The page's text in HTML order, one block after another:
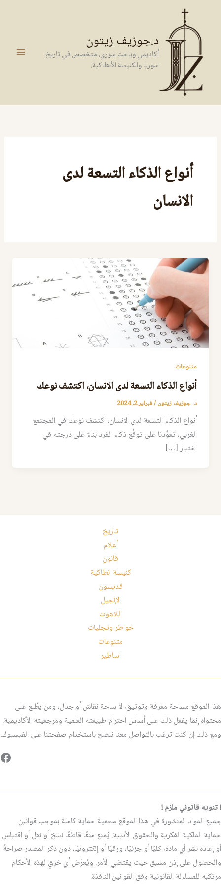
المحتوى
د.جوزيف زيتون
أكاديمي وباحث سوري، متخصص في تاريخ
سوريا والكنيسة الأنطاكية.
أنواع الذكاء التسعة لدى
الانسان
متنوعات
أنواع الذكاء التسعة لدى الانسان، اكتشف نوعك
د. جوزيف زيتون/فبراير 2, 2024
أنواع الذكاء التسعة لدى الانسان، اكتشف نوعك في المجتمع
الغربي، تعوَّدنا على توقُّع ذكاء الفرد بناءً على درجته في
اختبار […]
تاريخ
أعلام
قانون
كنيسة انطاكية
قديسون
الإنجيل
اللاهوت
خواطر وتجليات
متنوعات
اساطير
هذا الموقع مساحة معرفة وتوثيق، لا ساحة نقاش أو جدل، ومن يطّلع على
محتواه إنما يفعل ذلك على أساس احترام طبيعته العلمية ومرجعيته الأكاديمية.
ومع ذلك إن كنت ترغب بالتواصل معنا ننصح باستخدام صفحتنا على الفيسبوك.
! تنويه قانوني ملزم !
جميع المواد المنشورة في هذا الموقع محمية حماية كاملة بموجب قوانين
حماية الملكية الفكرية والحقوق الأدبية. يُمنع منعًا قاطعًا نسخ أو نقل أو اقتباس
أو إعادة نشر أي مادة، كليًا أو جزئيًا، ورقيًا أو إلكترونيًا، دون ذكر المصدر صراحةً
والحصول على إذن مسبق حيث يقتضي الأمر. ويُعرّض أي خرقٍ لهذه الأحكام
مرتكبه للمساءلة القانونية وفق القوانين النافذة.